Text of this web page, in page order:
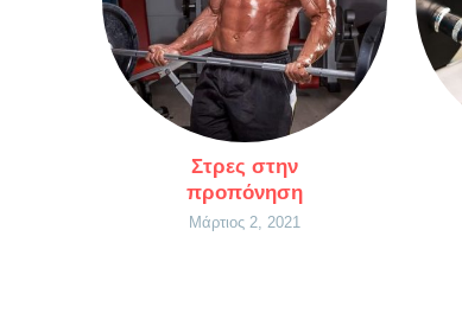
Στρες στην
προπόνηση
Μάρτιος 2, 2021